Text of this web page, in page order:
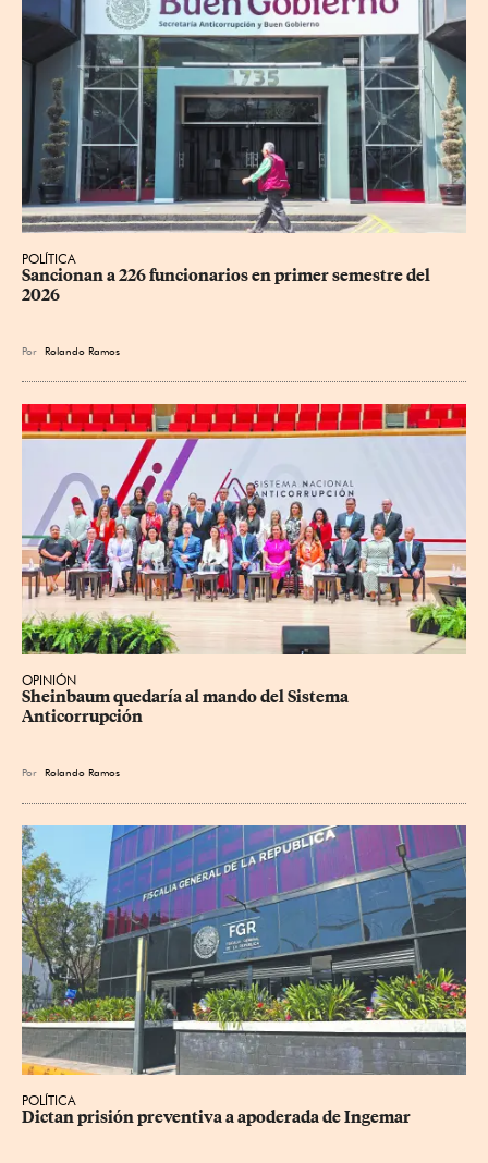
POLÍTICA
Sancionan a 226 funcionarios en primer semestre del
2026
Por Rolando Ramos
OPINIÓN
Sheinbaum quedaría al mando del Sistema
Anticorrupción
Por Rolando Ramos
POLÍTICA
Dictan prisión preventiva a apoderada de Ingemar